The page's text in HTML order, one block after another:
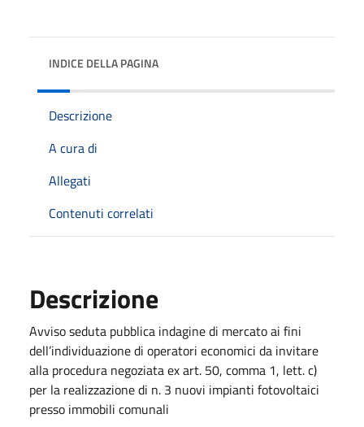
INDICE DELLA PAGINA
Descrizione
A cura di
Allegati
Contenuti correlati
Descrizione
Avviso seduta pubblica indagine di mercato ai fini
dell’individuazione di operatori economici da invitare
alla procedura negoziata ex art. 50, comma 1, lett. c)
per la realizzazione di n. 3 nuovi impianti fotovoltaici
presso immobili comunali